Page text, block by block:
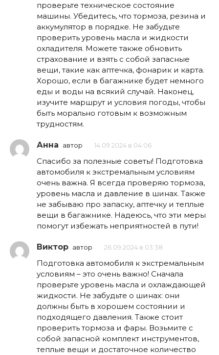
проверьте техническое состояние
машины. Убедитесь, что тормоза, резина и
аккумулятор в порядке. Не забудьте
проверить уровень масла и жидкости
охладителя. Можете также обновить
страхование и взять с собой запасные
вещи, такие как аптечка, фонарик и карта.
Хорошо, если в багажнике будет немного
еды и воды на всякий случай. Наконец,
изучите маршрут и условия погоды, чтобы
быть морально готовым к возможным
трудностям.
Анна автор 14.09.2024 в 04:06
Спасибо за полезные советы! Подготовка
автомобиля к экстремальным условиям
очень важна. Я всегда проверяю тормоза,
уровень масла и давление в шинах. Также
не забываю про запаску, аптечку и теплые
вещи в багажнике. Надеюсь, что эти меры
помогут избежать неприятностей в пути!
Виктор автор 26.09.2024 в 03:38
Подготовка автомобиля к экстремальным
условиям – это очень важно! Сначала
проверьте уровень масла и охлаждающей
жидкости. Не забудьте о шинах: они
должны быть в хорошем состоянии и
подходящего давления. Также стоит
проверить тормоза и фары. Возьмите с
собой запасной комплект инструментов,
теплые вещи и достаточное количество